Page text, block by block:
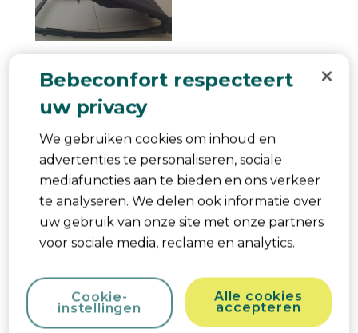
Kwaliteit van product, 5.0 van 5
Behulpzaam? (
5 van 5 sterren.
Ottimo acquisto
Sabrina scalera
11 maanden geleden
La sdraietta Aster di Bébéconfort è una soluzione
kg. Offre comfort grazie al tessuto morbido e allo
schienale reclinabile in due posizioni, mentre la
Bebeconfort respecteert
uw privacy
We gebruiken cookies om inhoud en
advertenties te personaliseren, sociale
mediafuncties aan te bieden en ons verkeer
te analyseren. We delen ook informatie over
uw gebruik van onze site met onze partners
voor sociale media, reclame en analytics.
Alle cookies
accepteren
Cookie-
instellingen